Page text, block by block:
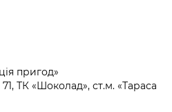
пригод»
ТК «Шоколад», ст.м. «Тараса